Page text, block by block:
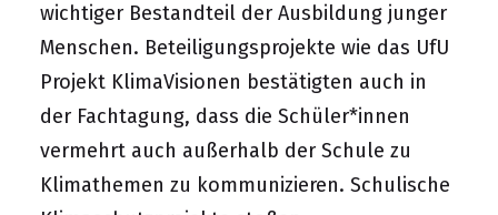
wichtiger Bestandteil der Ausbildung junger
Menschen. Beteiligungsprojekte wie das UfU
Projekt KlimaVisionen bestätigten auch in
der Fachtagung, dass die Schüler*innen
vermehrt auch außerhalb der Schule zu
Klimathemen zu kommunizieren. Schulische